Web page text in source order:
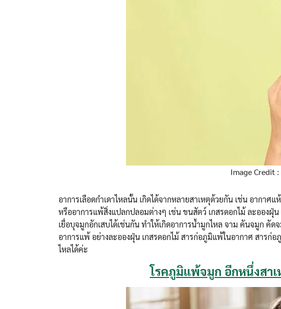
Image Credit
อาการเลือดกำเดาไหลนั้น เกิดได้จากหลายสาเหตุด้วยกัน เช่น อากาศ
หรืออาการแพ้สิ่งแปลกปลอมต่างๆ เช่น ขนสัตว์ เกสรดอกไม้ ละอองฝุ่
เยื่อบุจมูกอักเสบได้เช่นกัน ทำให้เกิดอาการน้ำมูกไหล จาม คันจมูก คั
อาการแพ้ อย่างละอองฝุ่น เกสรดอกไม้ สารก่อภูมิแพ้ในอากาศ สารก่
ไหลได้ค่ะ
โรคภูมิแพ้จมูก อีกหนึ่งสาเ